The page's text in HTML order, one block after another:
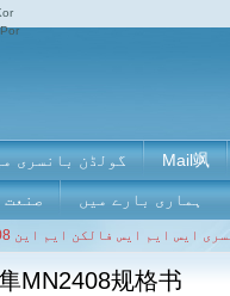
Por
گولڈن بانسری Mail飒
صنعت ہماری بارے ميں
ایس ایم ایس فالکن ایم این 2408
MN2408规格书